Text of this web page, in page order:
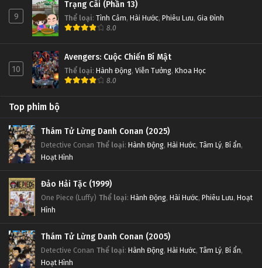
9
Trạng Cãi (Phần 13)
Thể loại: Tình Cảm, Hài Hước, Phiêu Lưu, Gia Đình
8.0
10
Avengers: Cuộc Chiến Bí Mật
Thể loại: Hành Động, Viễn Tưởng, Khoa Học
8.0
Top phim bộ
Thám Tử Lừng Danh Conan (2025)
Detective Conan Thể loại: Hành Động, Hài Hước, Tâm Lý, Bí ẩn,
Hoạt Hình
Đảo Hải Tặc (1999)
One Piece (Luffy) Thể loại: Hành Động, Hài Hước, Phiêu Lưu, Hoạt
Hình
Thám Tử Lừng Danh Conan (2005)
Detective Conan Thể loại: Hành Động, Hài Hước, Tâm Lý, Bí ẩn,
Hoạt Hình